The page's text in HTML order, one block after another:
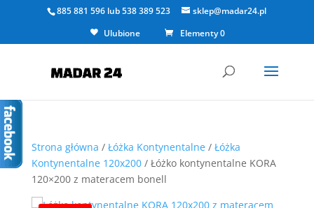
885 881 596 lub538 389 523
sklep@madar24.pl
Ulubione
Elementy 0
Strona główna / Łóżka Kontynentalne/ Łóżka
Kontynentalne 120x200/ Łóżko kontynentalne KORA
120×200 z materacem bonell